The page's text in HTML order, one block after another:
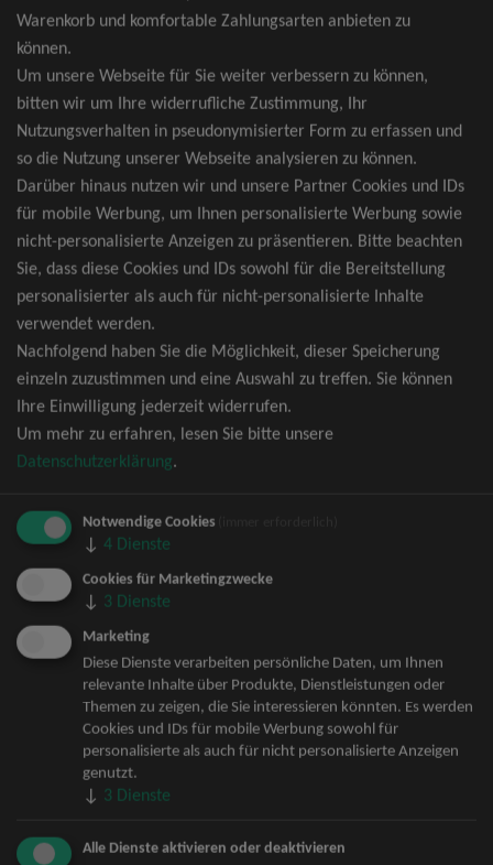
werden.
wider Erwarten doch nicht verfügbar
sein, erhalten Sie von uns Tickets für die
nächst bessere Kategorie. Und das
kostenfrei und völlig automatisch.
TOP-Events
André Rieu Tickets
David Garrett Tickets
Andrea Berg Tickets
Backstreet Boys Tickets
Unheilig Tickets
Santiano Tickets
Bryan Adams Tickets
Andreas Gabalier Tickets
Die Fantastischen Vier Tickets
Herbert Grönemeyer Tickets
Deep Purple Tickets
Howard Carpendale Tickets
Jan Delay & Disko No.1 Tickets
Pur Tickets
Bob Dylan Tickets
Mark Forster Tickets
The Prodigy Tickets
Niedeckens BAP Tickets
Warenkorb und komfortable Zahlungsarten anbieten zu
können.
Um unsere Webseite für Sie weiter verbessern zu können,
bitten wir um Ihre widerrufliche Zustimmung, Ihr
Nutzungsverhalten in pseudonymisierter Form zu erfassen und
so die Nutzung unserer Webseite analysieren zu können.
Darüber hinaus nutzen wir und unsere Partner Cookies und IDs
für mobile Werbung, um Ihnen personalisierte Werbung sowie
nicht-personalisierte Anzeigen zu präsentieren. Bitte beachten
Sie, dass diese Cookies und IDs sowohl für die Bereitstellung
personalisierter als auch für nicht-personalisierte Inhalte
verwendet werden.
Nachfolgend haben Sie die Möglichkeit, dieser Speicherung
einzeln zuzustimmen und eine Auswahl zu treffen. Sie können
Ihre Einwilligung jederzeit widerrufen.
Um mehr zu erfahren, lesen Sie bitte unsere
Datenschutzerklärung.
Notwendige Cookies
↓ 4 Dienste
Cookies für Marketingzwecke
↓ 3 Dienste
Marketing
Diese Dienste verarbeiten persönliche Daten, um Ihnen
relevante Inhalte über Produkte, Dienstleistungen oder
Themen zu zeigen, die Sie interessieren könnten. Es werden
Cookies und IDs für mobile Werbung sowohl für
personalisierte als auch für nicht personalisierte Anzeigen
genutzt.
↓ 3 Dienste
Alle Dienste aktivieren oder deaktivieren